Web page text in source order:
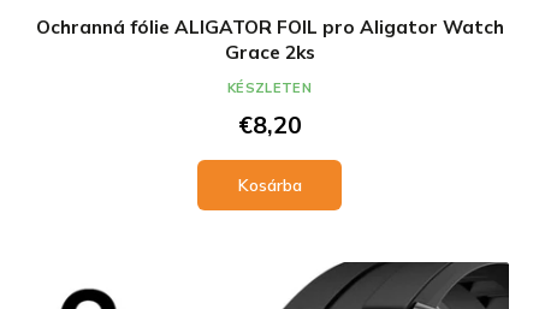
Ochranná fólie ALIGATOR FOIL pro Aligator Watch
Grace 2ks
€8,20
Kosárba
KÉSZLETEN